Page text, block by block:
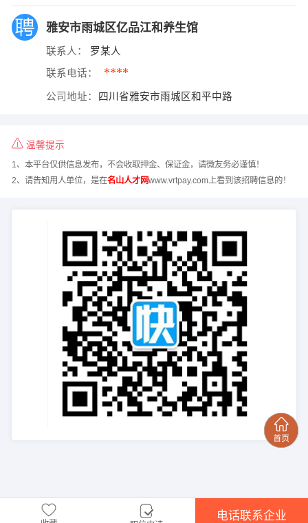
雅安市雨城区亿品江和养生馆
联系人： 罗某人
联系电话： ****
公司地址： 四川省雅安市雨城区和平中路
温馨提示
1、本平台仅供信息发布，不会收取押金、保证金，请微友务必谨慎！
2、请告知用人单位，是在名山人才网www.vrtpay.com上看到该招聘信息的！
电话联系企业